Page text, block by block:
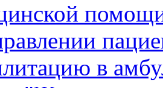
в